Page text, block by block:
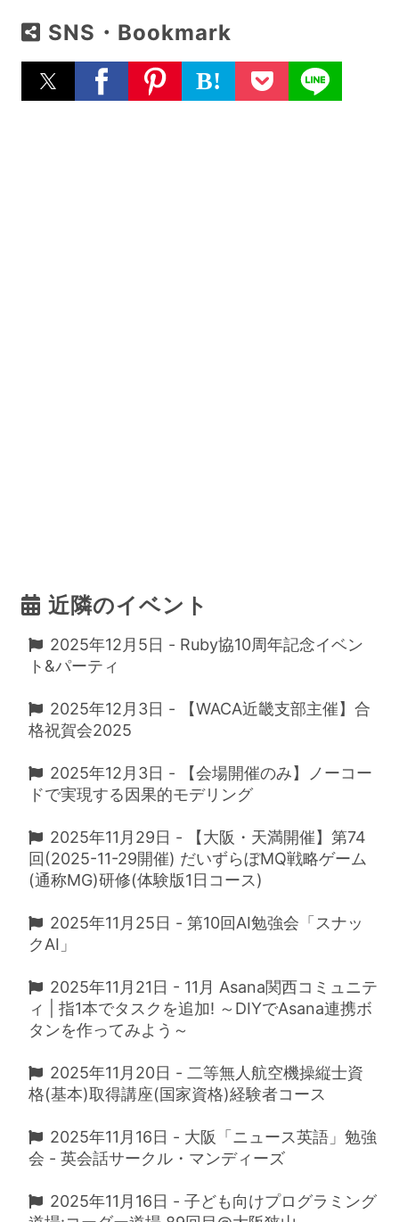
SNS・Bookmark
B!
近隣のイベント
2025年12月5日 - Ruby協10周年記念イベン
ト&パーティ
2025年12月3日 - 【WACA近畿支部主催】合
格祝賀会2025
2025年12月3日 - 【会場開催のみ】ノーコー
ドで実現する因果的モデリング
2025年11月29日 - 【大阪・天満開催】第74
回(2025-11-29開催) だいずらぼMQ戦略ゲーム
(通称MG)研修(体験版1日コース)
2025年11月25日 - 第10回AI勉強会「スナッ
クAI」
2025年11月21日 - 11月 Asana関西コミュニテ
ィ | 指1本でタスクを追加! ～DIYでAsana連携ボ
タンを作ってみよう～
2025年11月20日 - 二等無人航空機操縦士資
格(基本)取得講座(国家資格)経験者コース​
2025年11月16日 - 大阪「ニュース英語」勉強
会 - 英会話サークル・マンディーズ
2025年11月16日 - 子ども向けプログラミング